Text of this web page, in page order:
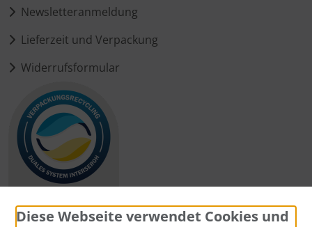
Newsletteranmeldung
Lieferzeit und Verpackung
Widerrufsformular
Diese Webseite verwendet Cookies und